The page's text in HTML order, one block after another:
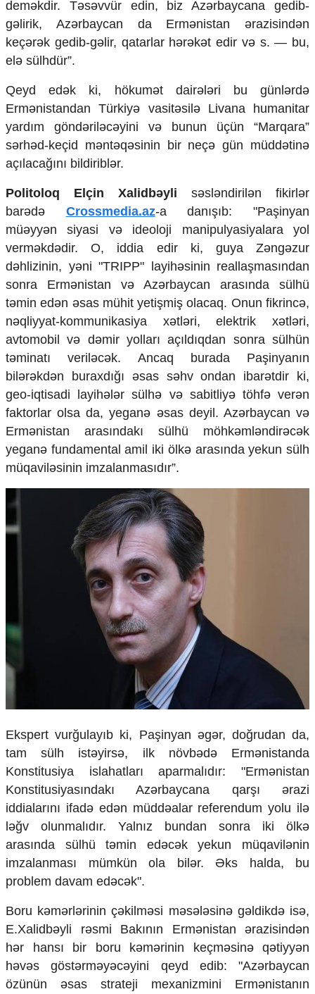
Crossmedia.az - 1 yaş
Siyasət
Məhkəmə və hüquq
Ekologiya
Gənclər və İdman
Media və QHT
Hadisə
Sağlamlıq
Sosium
Mənəvi dəyərlər
Texnologiya
Mətbuat-150
Əlaqə
Missiyamız
deməkdir. Təsəvvür edin, biz Azərbaycana gedib-
gəlirik, Azərbaycan da Ermənistan ərazisindən
keçərək gedib-gəlir, qatarlar hərəkət edir və s. — bu,
elə sülhdür”.
Qeyd edək ki, hökumət dairələri bu günlərdə
Ermənistandan Türkiyə vasitəsilə Livana humanitar
yardım göndəriləcəyini və bunun üçün “Marqara”
sərhəd-keçid məntəqəsinin bir neçə gün müddətinə
açılacağını bildiriblər.
Politoloq Elçin Xalidbəyli səsləndirilən fikirlər
barədə Crossmedia.az-a danışıb: "Paşinyan
müəyyən siyasi və ideoloji manipulyasiyalara yol
verməkdədir. O, iddia edir ki, guya Zəngəzur
dəhlizinin, yəni "TRIPP" layihəsinin reallaşmasından
sonra Ermənistan və Azərbaycan arasında sülhü
təmin edən əsas mühit yetişmiş olacaq. Onun fikrincə,
nəqliyyat-kommunikasiya xətləri, elektrik xətləri,
avtomobil və dəmir yolları açıldıqdan sonra sülhün
təminatı veriləcək. Ancaq burada Paşinyanın
bilərəkdən buraxdığı əsas səhv ondan ibarətdir ki,
geo-iqtisadi layihələr sülhə və sabitliyə töhfə verən
faktorlar olsa da, yeganə əsas deyil. Azərbaycan və
Ermənistan arasındakı sülhü möhkəmləndirəcək
yeganə fundamental amil iki ölkə arasında yekun sülh
müqaviləsinin imzalanmasıdır”.
​Ekspert vurğulayıb ki, Paşinyan əgər, doğrudan da,
tam sülh istəyirsə, ilk növbədə Ermənistanda
Konstitusiya islahatları aparmalıdır: "Ermənistan
Konstitusiyasındakı Azərbaycana qarşı ərazi
iddialarını ifadə edən müddəalar referendum yolu ilə
ləğv olunmalıdır. Yalnız bundan sonra iki ölkə
arasında sülhü təmin edəcək yekun müqavilənin
imzalanması mümkün ola bilər. Əks halda, bu
problem davam edəcək".
​Boru kəmərlərinin çəkilməsi məsələsinə gəldikdə isə,
E.Xalidbəyli rəsmi Bakının Ermənistan ərazisindən
hər hansı bir boru kəmərinin keçməsinə qətiyyən
həvəs göstərməyəcəyini qeyd edib: "Azərbaycan
özünün əsas strateji mexanizmini Ermənistanın